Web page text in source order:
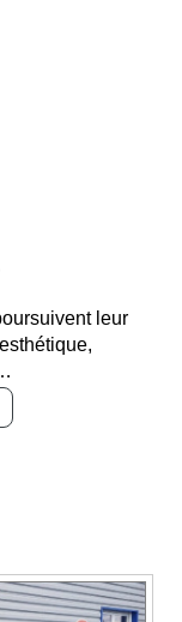
accès, durabilité